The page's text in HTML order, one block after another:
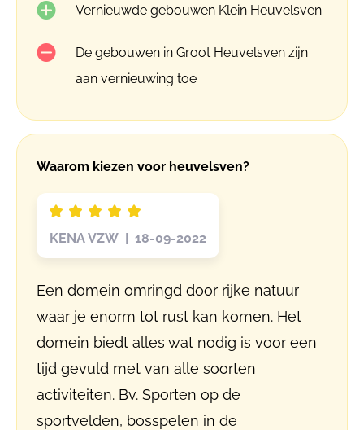
Vernieuwde gebouwen Klein Heuvelsven
De gebouwen in Groot Heuvelsven zijn
aan vernieuwing toe
Waarom kiezen voor heuvelsven?
KENA VZW | 18-09-2022
Een domein omringd door rijke natuur
waar je enorm tot rust kan komen. Het
domein biedt alles wat nodig is voor een
tijd gevuld met van alle soorten
activiteiten. Bv. Sporten op de
sportvelden, bosspelen in de